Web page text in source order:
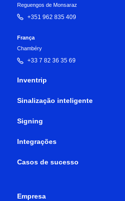
Reguengos de Monsaraz
+351 962 835 409
França
Chambéry
+33 7 82 36 35 69
Inventrip
Sinalização inteligente
Signing
Integrações
Casos de sucesso
Empresa